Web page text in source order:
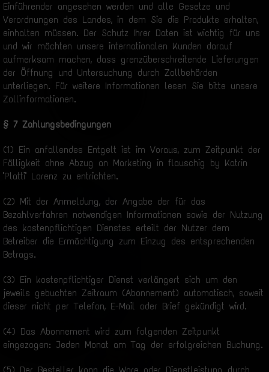
Einführender angesehen werden und alle Gesetze und
Verordnungen des Landes, in dem Sie die Produkte erhalten,
einhalten müssen. Der Schutz Ihrer Daten ist wichtig für uns
und wir möchten unsere internationalen Kunden darauf
aufmerksam machen, dass grenzüberschreitende Lieferungen
der Öffnung und Untersuchung durch Zollbehörden
unterliegen. Für weitere Informationen lesen Sie bitte unsere
Zollinformationen.
§ 7 Zahlungsbedingungen
(1) Ein anfallendes Entgelt ist im Voraus, zum Zeitpunkt der
Fälligkeit ohne Abzug an Marketing in flauschig by Katrin
"Platti" Lorenz zu entrichten.
(2) Mit der Anmeldung, der Angabe der für das
Bezahlverfahren notwendigen Informationen sowie der Nutzung
des kostenpflichtigen Dienstes erteilt der Nutzer dem
Betreiber die Ermächtigung zum Einzug des entsprechenden
Betrags.
(3) Ein kostenpflichtiger Dienst verlängert sich um den
jeweils gebuchten Zeitraum (Abonnement) automatisch, soweit
dieser nicht per Telefon, E-Mail oder Brief gekündigt wird.
(4) Das Abonnement wird zum folgenden Zeitpunkt
eingezogen: Jeden Monat am Tag der erfolgreichen Buchung.